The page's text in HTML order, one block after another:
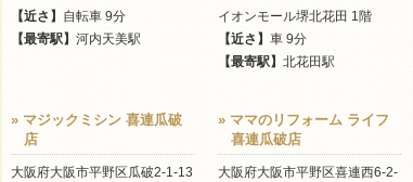
【近さ】 自転車 9分
【最寄駅】 河内天美駅
イオンモール堺北花田 1階
【近さ】 車 9分
【最寄駅】 北花田駅
» マジックミシン 喜連瓜破
店
大阪府大阪市平野区瓜破2-1-13
» ママのリフォーム ライフ
喜連瓜破店
大阪府大阪市平野区喜連西6-2-